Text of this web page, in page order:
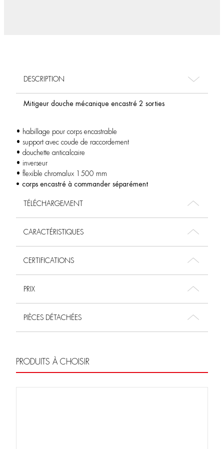
DESCRIPTION
Mitigeur douche mécanique encastré 2 sorties
• habillage pour corps encastrable
• support avec coude de raccordement
• douchette anticalcaire
• inverseur
• flexible chromalux 1500 mm
• corps encastré à commander séparément
TÉLÉCHARGEMENT
CARACTÉRISTIQUES
CERTIFICATIONS
PRIX
PIÈCES DÉTACHÉES
PRODUITS À CHOISIR